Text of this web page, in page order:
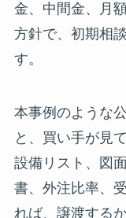
金、中間金、月
方針で、初期相
す。
本事例のような
と、買い手が見
設備リスト、図
書、外注比率、
れば、譲渡する